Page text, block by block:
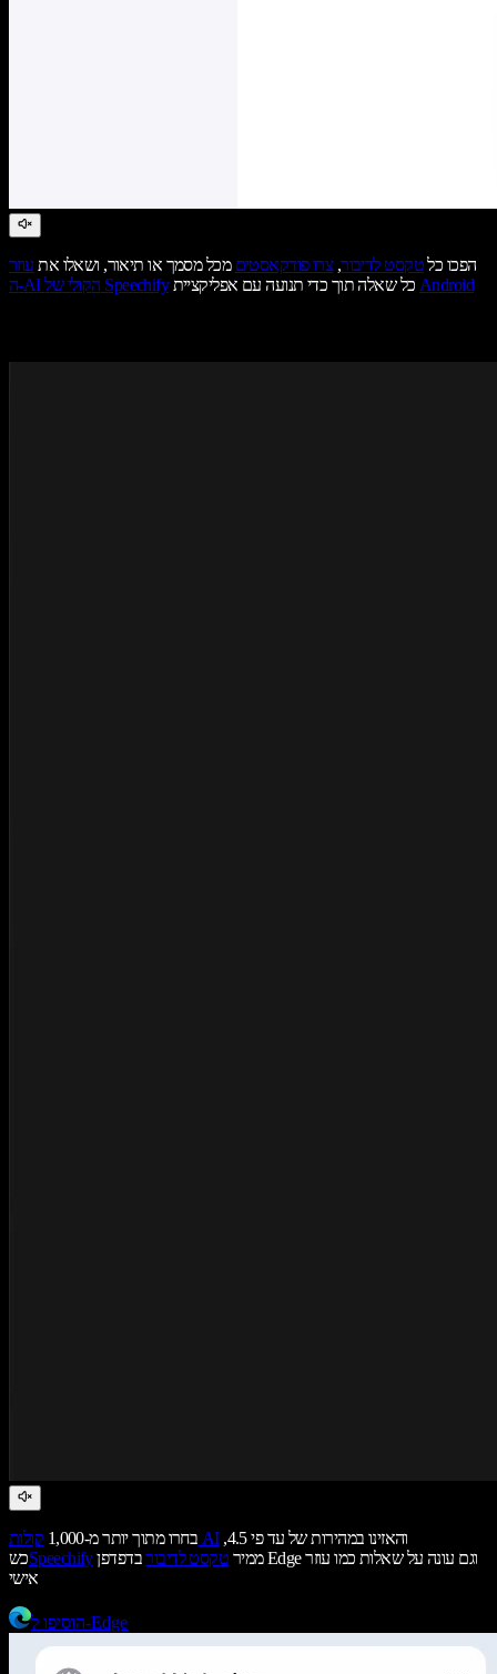
הפכו כלטקסט לדיבור,צרו פודקאסטים מכל מסמך או תיאור, ושאלו את עוזר
ה-AI הקולי של Speechify
כל שאלה תוך כדי תנועה עם אפליקצייתAndroid
בחרו מתוך יותר מ-1,000 קולות AIוהאזינו במהירות של עד פי 4.5,
כשSpeechify ממיר טקסט לדיבורבדפדפן Edge וגם עונה על שאלות כמו עוזר
אישי
הוסיפו ל-Edge